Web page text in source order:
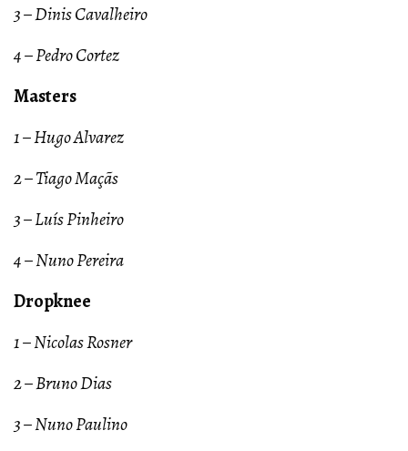
3 – Dinis Cavalheiro
4 – Pedro Cortez
Masters
1 – Hugo Alvarez
2 – Tiago Maçãs
3 – Luís Pinheiro
4 – Nuno Pereira
Dropknee
1 – Nicolas Rosner
2 – Bruno Dias
3 – Nuno Paulino